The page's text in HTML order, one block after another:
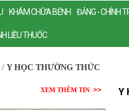
KHÁM CHỮA BỆNH ĐẢNG - CHÍNH
LIỀU THUỐC
XEM THÊM TIN
/ Y HỌC THƯỜNG THỨC
Y